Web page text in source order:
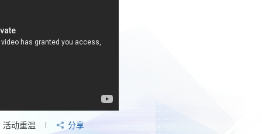
活动重温 分享